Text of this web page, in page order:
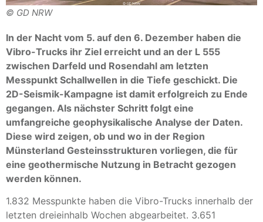
© GD NRW
In der Nacht vom 5. auf den 6. Dezember haben die
Vibro-Trucks ihr Ziel erreicht und an der L 555
zwischen Darfeld und Rosendahl am letzten
Messpunkt Schallwellen in die Tiefe geschickt. Die
2D-Seismik-Kampagne ist damit erfolgreich zu Ende
gegangen. Als nächster Schritt folgt eine
umfangreiche geophysikalische Analyse der Daten.
Diese wird zeigen, ob und wo in der Region
Münsterland Gesteinsstrukturen vorliegen, die für
eine geothermische Nutzung in Betracht gezogen
werden können.
1.832 Messpunkte haben die Vibro-Trucks innerhalb der
letzten dreieinhalb Wochen abgearbeitet. 3.651